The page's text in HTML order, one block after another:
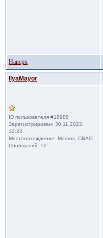
Наверх
IlyaMayor
ID пользователя #18988
Зарегистрирован: 30.11.2023,
12:22
Местонахождение: Москва, СВАО
Сообщений: 52